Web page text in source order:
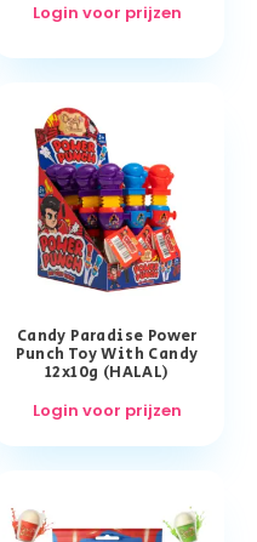
Login voor prijzen
Candy Paradise Power
Punch Toy With Candy
12x10g (HALAL)
Login voor prijzen